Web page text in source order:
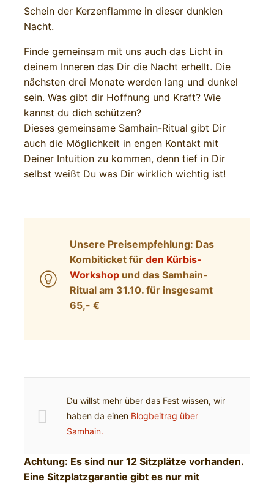
Schein der Kerzenflamme in dieser dunklen
Nacht.
Finde gemeinsam mit uns auch das Licht in
deinem Inneren das Dir die Nacht erhellt. Die
nächsten drei Monate werden lang und dunkel
sein. Was gibt dir Hoffnung und Kraft? Wie
kannst du dich schützen?
Dieses gemeinsame Samhain-Ritual gibt Dir
auch die Möglichkeit in engen Kontakt mit
Deiner Intuition zu kommen, denn tief in Dir
selbst weißt Du was Dir wirklich wichtig ist!
Unsere Preisempfehlung: Das
Kombiticket fürden Kürbis-
Workshop und das Samhain-
Ritual am 31.10. für insgesamt
65,- €
Du willst mehr über das Fest wissen, wir
haben da einen Blogbeitrag über
Samhain.
Achtung: Es sind nur 12 Sitzplätze vorhanden.
Eine Sitzplatzgarantie gibt es nur mit